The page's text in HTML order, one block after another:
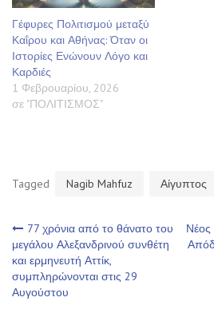
Γέφυρες Πολιτισμού μεταξύ
Καΐρου και Αθήνας: Όταν οι
Ιστορίες Ενώνουν Λόγο και
Καρδιές
1 Φεβρουαρίου, 2026
σε "ΠΟΛΙΤΙΣΜΟΣ"
Tagged Nagib Mahfuz Αίγυπτος
Πλοήγηση
άρθρων
77 χρόνια από το θάνατο του
μεγάλου Αλεξανδρινού συνθέτη
και ερμηνευτή Αττίκ,
συμπληρώνονται στις 29
Αυγούστου
Νέος